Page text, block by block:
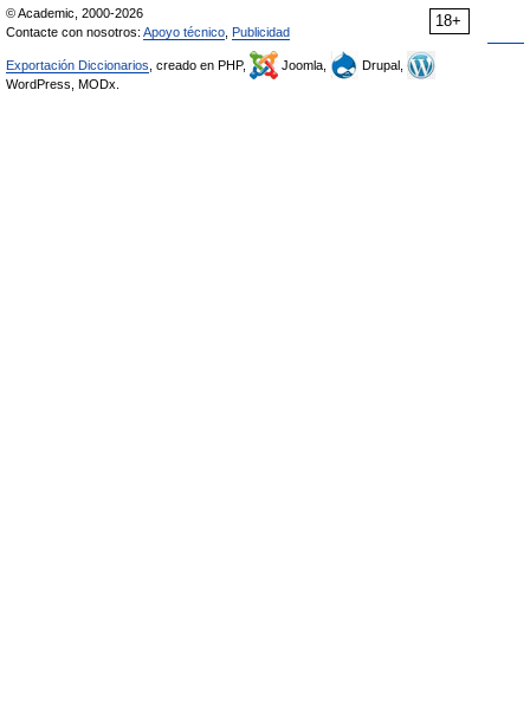
18+
© Academic, 2000-2026
Contacte con nosotros: Apoyo técnico Publicidad
Exportación Diccionarios , creado en PHP, Joomla,
Drupal,
WordPress, MODx.